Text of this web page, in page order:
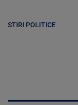
STIRI POLITICE